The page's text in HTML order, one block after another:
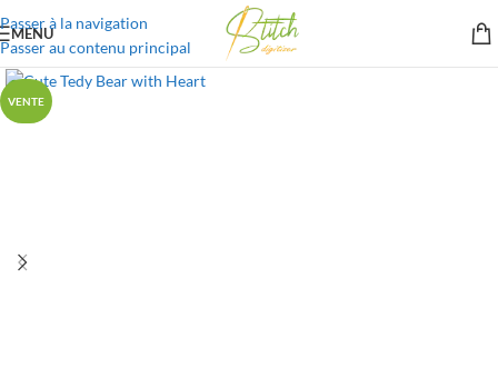
Passer à la navigation
Passer au contenu principal
MENU
VENTE